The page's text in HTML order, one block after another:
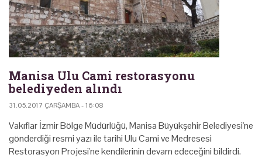
Manisa Ulu Cami restorasyonu
belediyeden alındı
31.05.2017 ÇARŞAMBA - 16:08
Vakıflar İzmir Bölge Müdürlüğü, Manisa Büyükşehir Belediyesi'ne
gönderdiği resmi yazı ile tarihi Ulu Cami ve Medresesi
Restorasyon Projesi'ne kendilerinin devam edeceğini bildirdi.